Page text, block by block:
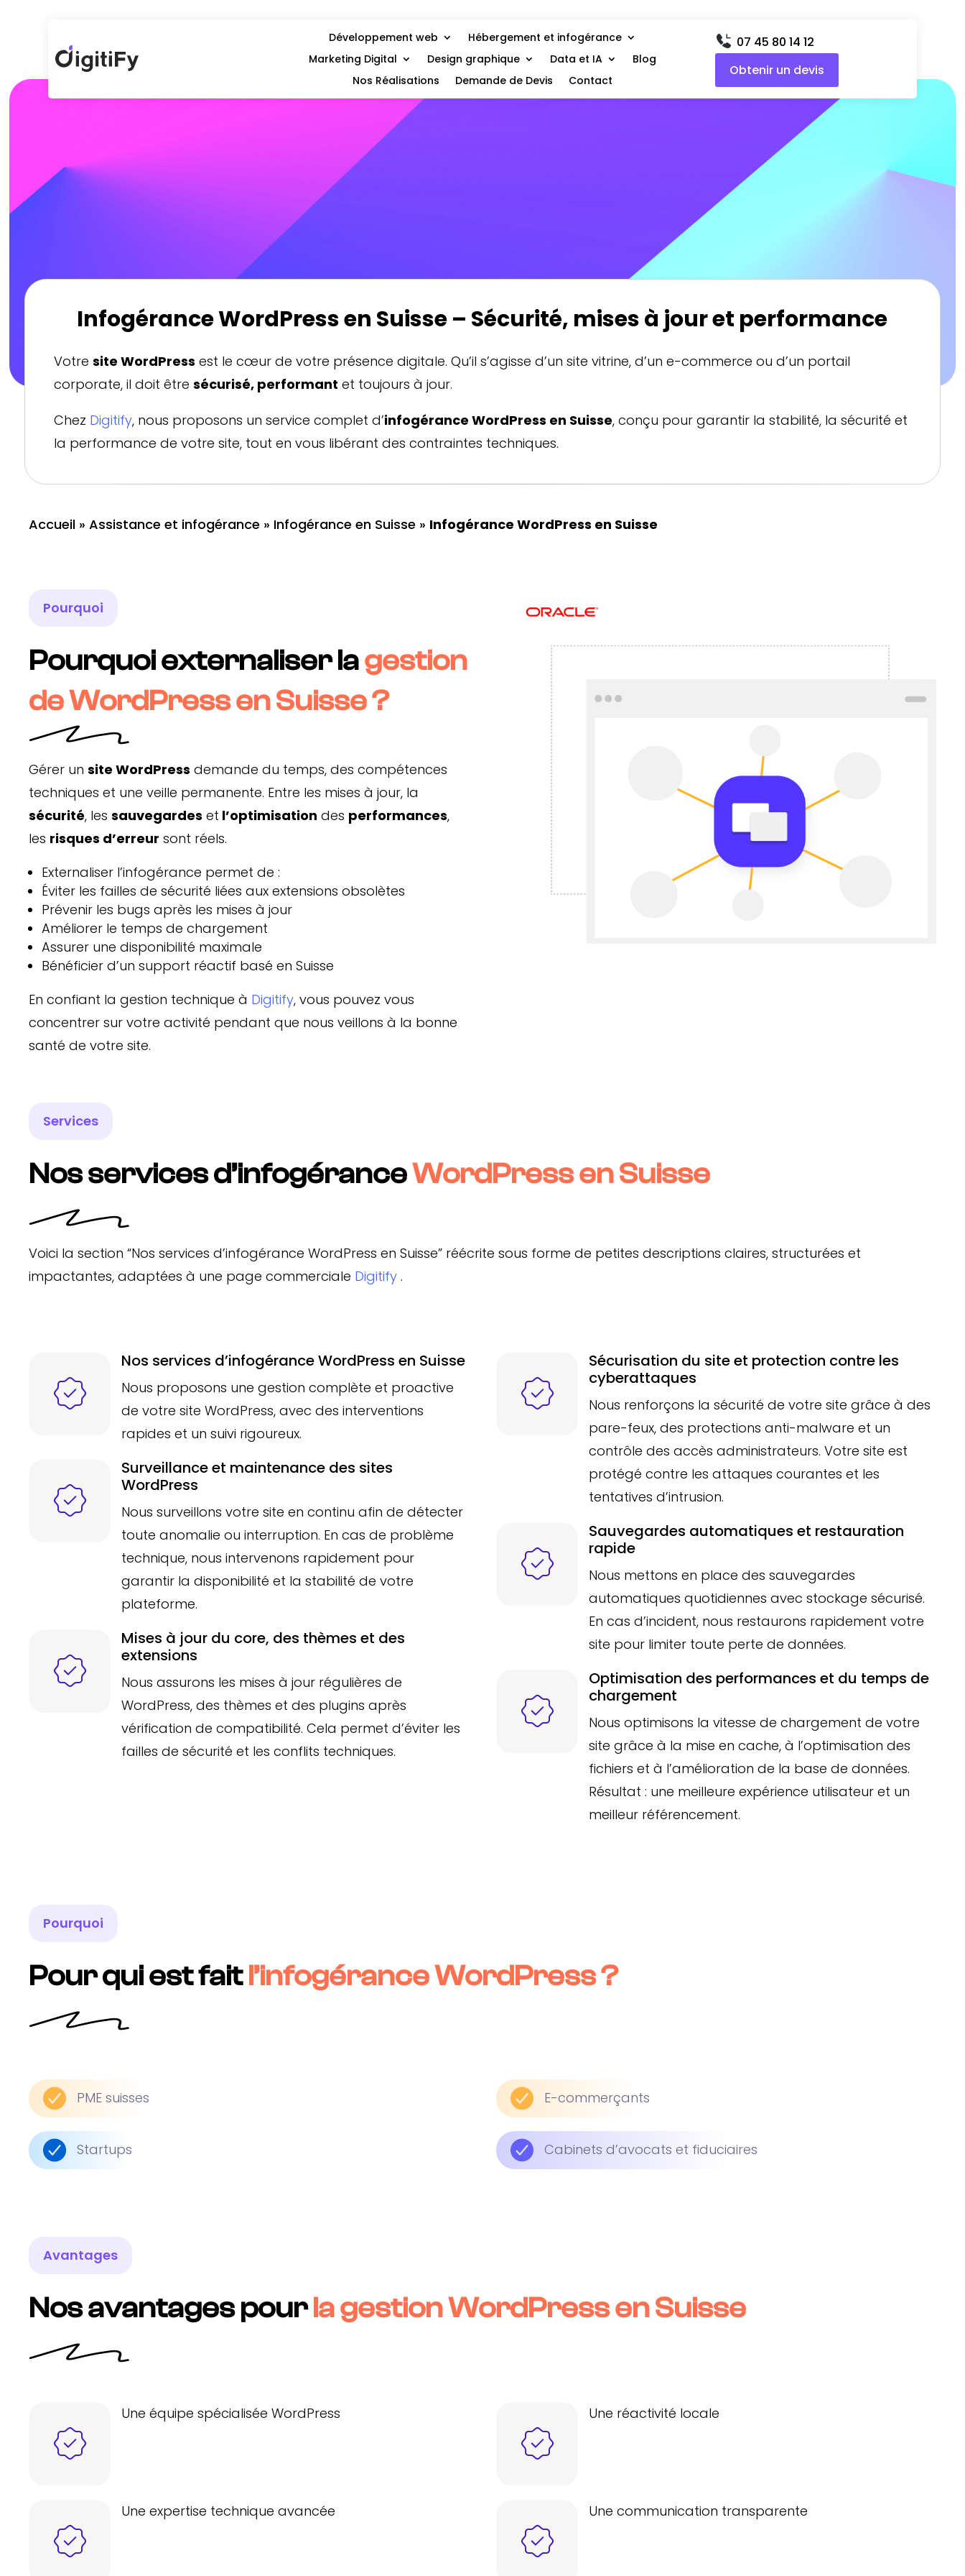
Développement web
Hébergement et infogérance
Marketing Digital
Design graphique Data et IA
Blog
Nos Réalisations
Demande de Devis Contact
07 45 80 14 12
Obtenir un devis
Infogérance WordPress en Suisse – Sécurité, mises à jour et performance
Votre site WordPress est le cœur de votre présence digitale. Qu’il s’agisse d’un site vitrine, d’un e-commerce ou d’un portail
corporate, il doit être sécurisé, performant et toujours à jour.
Chez Digitify, nous proposons un service complet d’infogérance WordPress en Suisse, conçu pour garantir la stabilité, la sécurité et
la performance de votre site, tout en vous libérant des contraintes techniques.
Accueil » Assistance et infogérance » Infogérance en Suisse » Infogérance WordPress en Suisse
Pourquoi
Pourquoi externaliser lagestion
de WordPress en Suisse ?
Gérer un site WordPress demande du temps, des compétences
techniques et une veille permanente. Entre les mises à jour, la
sécurité, les sauvegardes et l’optimisation des performances,
les risques d’erreur sont réels.
Externaliser l’infogérance permet de :
Éviter les failles de sécurité liées aux extensions obsolètes
Prévenir les bugs après les mises à jour
Améliorer le temps de chargement
Assurer une disponibilité maximale
Bénéficier d’un support réactif basé en Suisse
En confiant la gestion technique à Digitify, vous pouvez vous
concentrer sur votre activité pendant que nous veillons à la bonne
santé de votre site.
Services
Nos services d’infogéranceWordPress en Suisse
Voici la section “Nos services d’infogérance WordPress en Suisse” réécrite sous forme de petites descriptions claires, structurées et
impactantes, adaptées à une page commerciale Digitify .
Nos services d’infogérance WordPress en Suisse
Nous proposons une gestion complète et proactive
de votre site WordPress, avec des interventions
rapides et un suivi rigoureux.
Surveillance et maintenance des sites
WordPress
Nous surveillons votre site en continu afin de détecter
toute anomalie ou interruption. En cas de problème
technique, nous intervenons rapidement pour
garantir la disponibilité et la stabilité de votre
plateforme.
Mises à jour du core, des thèmes et des
extensions
Nous assurons les mises à jour régulières de
WordPress, des thèmes et des plugins après
vérification de compatibilité. Cela permet d’éviter les
failles de sécurité et les conflits techniques.
Sécurisation du site et protection contre les
cyberattaques
Nous renforçons la sécurité de votre site grâce à des
pare-feux, des protections anti-malware et un
contrôle des accès administrateurs. Votre site est
protégé contre les attaques courantes et les
tentatives d’intrusion.
Sauvegardes automatiques et restauration
rapide
Nous mettons en place des sauvegardes
automatiques quotidiennes avec stockage sécurisé.
En cas d’incident, nous restaurons rapidement votre
site pour limiter toute perte de données.
Optimisation des performances et du temps de
chargement
Nous optimisons la vitesse de chargement de votre
site grâce à la mise en cache, à l’optimisation des
fichiers et à l’amélioration de la base de données.
Résultat : une meilleure expérience utilisateur et un
meilleur référencement.
Pourquoi
Pour qui est faitl’infogérance WordPress ?
PME suisses
Startups
E-commerçants
Cabinets d’avocats et fiduciaires
Avantages
Nos avantages pourla gestion WordPress en Suisse
Une équipe spécialisée WordPress
Une expertise technique avancée
Une réactivité locale
Une communication transparente